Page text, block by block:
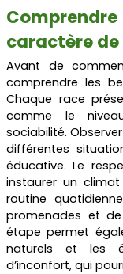
caractère de
Avant de
comprendre les
Chaque race
comme le
sociabilité.
différentes
éducative. Le
instaurer un
routine
promenades et
étape permet
naturels et les
d’inconfort, qui